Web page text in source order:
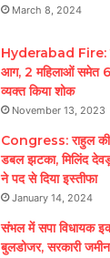
March 8, 2024
Hyderabad Fire:
आग, 2 महिलाओं समेत 6
व्यक्त किया शोक
November 13, 2023
Congress: राहुल की
डबल झटका, मिलिंद
ने पद से दिया इस्तीफा
January 14, 2024
संभल में सपा विधायक
बुलडोजर, सरकारी